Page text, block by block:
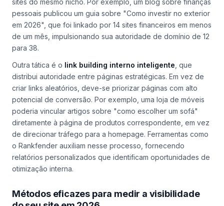
sites do mesmo nicho. Por exemplo, um blog sobre finanças
pessoais publicou um guia sobre "Como investir no exterior
em 2026", que foi linkado por 14 sites financeiros em menos
de um mês, impulsionando sua autoridade de domínio de 12
para 38.
Outra tática é o link building interno inteligente , que
distribui autoridade entre páginas estratégicas. Em vez de
criar links aleatórios, deve-se priorizar páginas com alto
potencial de conversão. Por exemplo, uma loja de móveis
poderia vincular artigos sobre "como escolher um sofá"
diretamente à página de produtos correspondente, em vez
de direcionar tráfego para a homepage. Ferramentas como
o Rankfender auxiliam nesse processo, fornecendo
relatórios personalizados que identificam oportunidades de
otimização interna.
Métodos eficazes para medir a visibilidade